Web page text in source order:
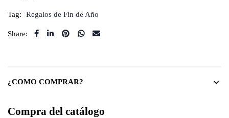
Tag: Regalos de Fin de Año
Share:
¿COMO COMPRAR?
Compra del catálogo